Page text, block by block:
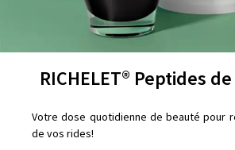
RICHELET® Peptides
Votre dose quotidienne de beauté pour
de vos rides!